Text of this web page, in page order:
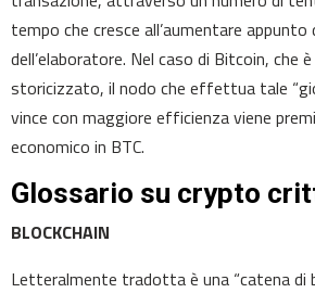
tempo che cresce all’aumentare
dell’elaboratore. Nel caso di Bitcoin, che
storicizzato, il nodo che effettua tale
vince con maggiore efficienza viene
economico in BTC.
Glossario su crypto
BLOCKCHAIN
Letteralmente tradotta è una “catena di